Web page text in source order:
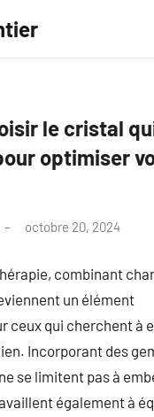
le cristal
optimiser
octobre 20, 2024
combinant
un élément
ceux qui cherchent à
Incorporant des
se limitent pas à
également à